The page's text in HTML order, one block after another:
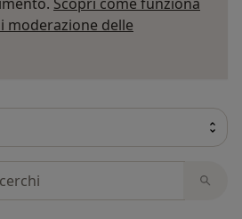
moderazione delle